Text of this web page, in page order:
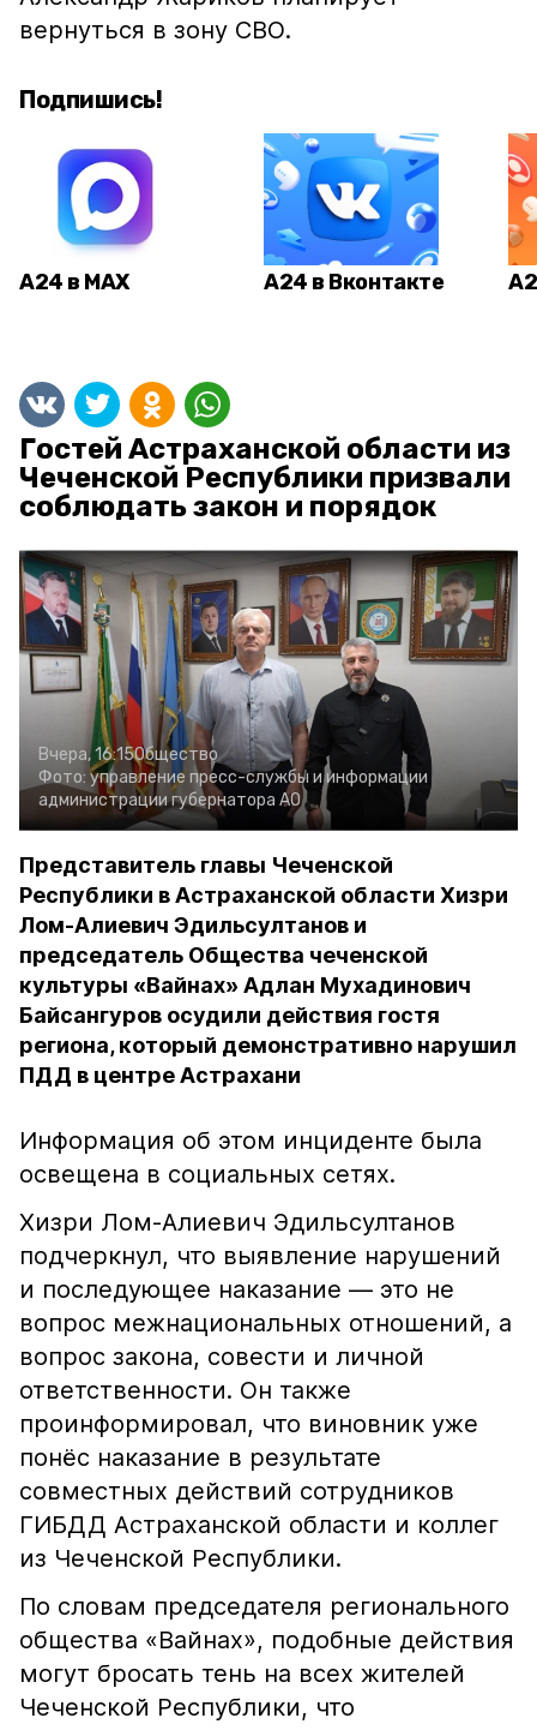
вернуться в зону СВО.
Подпишись!
А24 в MAX А24 в Вконтакте
Гостей Астраханской области из
Чеченской Республики призвали
соблюдать закон и порядок
Вчера, 16:15Общество
Фото: управление пресс-службы и информации
администрации губернатора АО
Представитель главы Чеченской
Республики в Астраханской области Хизри
Лом-Алиевич Эдильсултанов и
председатель Общества чеченской
культуры «Вайнах» Адлан Мухадинович
Байсангуров осудили действия гостя
региона, который демонстративно нарушил
ПДД в центре Астрахани
Информация об этом инциденте была
освещена в социальных сетях.
Хизри Лом-Алиевич Эдильсултанов
подчеркнул, что выявление нарушений
и последующее наказание — это не
вопрос межнациональных отношений, а
вопрос закона, совести и личной
ответственности. Он также
проинформировал, что виновник уже
понёс наказание в результате
совместных действий сотрудников
ГИБДД Астраханской области и коллег
из Чеченской Республики.
По словам председателя регионального
общества «Вайнах», подобные действия
могут бросать тень на всех жителей
Чеченской Республики, что